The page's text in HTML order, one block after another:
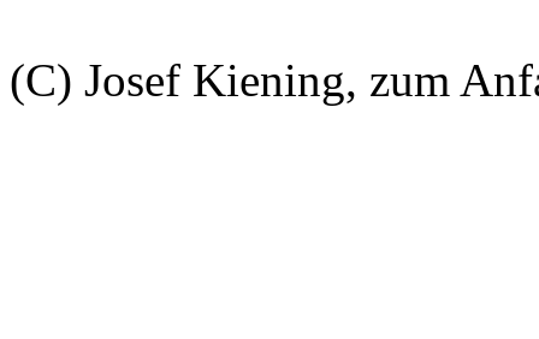
(C) Josef Kiening, zum